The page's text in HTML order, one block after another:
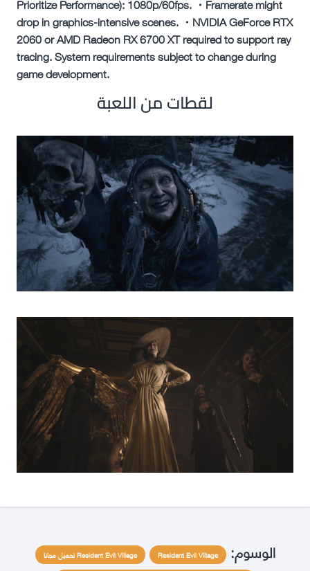
drop in graphics-intensive scenes. ・NVIDIA GeForce RTX
2060 or AMD Radeon RX 6700 XT required to support ray
tracing. System requirements subject to change during
game development.
لقطات من اللعبة
الوسوم: Resident Evil Village
Resident Evil Village تحميل مجانا